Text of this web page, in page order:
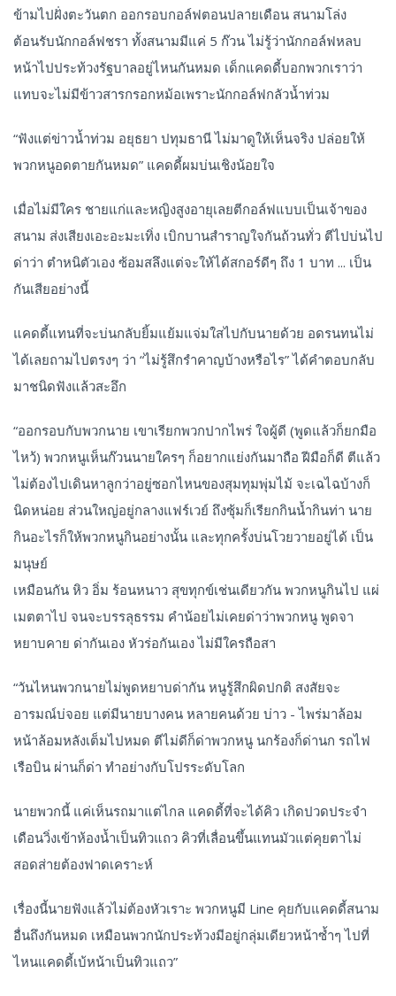
ข้ามไปฝั่งตะวันตก ออกรอบกอล์ฟตอนปลายเดือน สนามโล่ง
ต้อนรับนักกอล์ฟชรา ทั้งสนามมีแค่ 5 ก๊วน ไม่รู้ว่านักกอล์ฟหลบ
หน้าไปประท้วงรัฐบาลอยู่ไหนกันหมด เด็กแคดดี้บอกพวกเราว่า
แทบจะไม่มีข้าวสารกรอกหม้อเพราะนักกอล์ฟกลัวน้ำท่วม
“ฟังแต่ข่าวน้ำท่วม อยุธยา ปทุมธานี ไม่มาดูให้เห็นจริง ปล่อยให้
พวกหนูอดตายกันหมด” แคดดี้ผมบ่นเชิงน้อยใจ
เมื่อไม่มีใคร ชายแก่และหญิงสูงอายุเลยตีกอล์ฟแบบเป็นเจ้าของ
สนาม ส่งเสียงเอะอะมะเทิ่ง เบิกบานสำราญใจกันถ้วนทั่ว ตีไปบ่นไป
ด่าว่า ตำหนิตัวเอง ซ้อมสลึงแต่จะให้ได้สกอร์ดีๆ ถึง 1 บาท ... เป็น
กันเสียอย่างนี้
แคดดี้แทนที่จะบ่นกลับยิ้มแย้มแจ่มใสไปกับนายด้วย อดรนทนไม่
ได้เลยถามไปตรงๆ ว่า “ไม่รู้สึกรำคาญบ้างหรือไร” ได้คำตอบกลับ
มาชนิดฟังแล้วสะอึก
“ออกรอบกับพวกนาย เขาเรียกพวกปากไพร่ ใจผู้ดี (พูดแล้วก็ยกมือ
ไหว้) พวกหนูเห็นก๊วนนายใครๆ ก็อยากแย่งกันมาถือ ฝีมือก็ดี ตีแล้ว
ไม่ต้องไปเดินหาลูกว่าอยู่ซอกไหนของสุมทุมพุ่มไม้ จะเฉไฉบ้างก็
นิดหน่อย ส่วนใหญ่อยู่กลางแฟร์เวย์ ถึงซุ้มก็เรียกกินน้ำกินท่า นาย
กินอะไรก็ให้พวกหนูกินอย่างนั้น และทุกครั้งบ่นโวยวายอยู่ได้ เป็น
มนุษย์
เหมือนกัน หิว อิ่ม ร้อนหนาว สุขทุกข์เช่นเดียวกัน พวกหนูกินไป แผ่
เมตตาไป จนจะบรรลุธรรม คำน้อยไม่เคยด่าว่าพวกหนู พูดจา
หยาบคาย ด่ากันเอง หัวร่อกันเอง ไม่มีใครถือสา
“วันไหนพวกนายไม่พูดหยาบด่ากัน หนูรู้สึกผิดปกติ สงสัยจะ
อารมณ์บ่จอย แต่มีนายบางคน หลายคนด้วย บ่าว - ไพร่มาล้อม
หน้าล้อมหลังเต็มไปหมด ตีไม่ดีก็ด่าพวกหนู นกร้องก็ด่านก รถไฟ
เรือบิน ผ่านก็ด่า ทำอย่างกับโปรระดับโลก
นายพวกนี้ แค่เห็นรถมาแต่ไกล แคดดี้ที่จะได้คิว เกิดปวดประจำ
เดือนวิ่งเข้าห้องน้ำเป็นทิวแถว คิวที่เลื่อนขึ้นแทนมัวแต่คุยตาไม่
สอดส่ายต้องฟาดเคราะห์
เรื่องนี้นายฟังแล้วไม่ต้องหัวเราะ พวกหนูมี Line คุยกับแคดดี้สนาม
อื่นถึงกันหมด เหมือนพวกนักประท้วงมีอยู่กลุ่มเดียวหน้าซ้ำๆ ไปที่
ไหนแคดดี้เบ้หน้าเป็นทิวแถว”